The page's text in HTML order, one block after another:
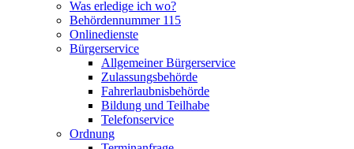
Was erledige ich wo?
Behördennummer 115
Onlinedienste
Bürgerservice
Allgemeiner Bürgerservice
Zulassungsbehörde
Fahrerlaubnisbehörde
Bildung und Teilhabe
Telefonservice
Ordnung